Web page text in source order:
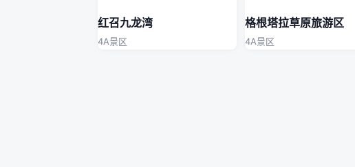
红召九龙湾
4A景区
格根塔拉草原旅游区
4A景区